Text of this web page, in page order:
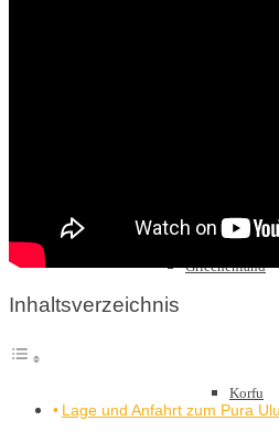
Griechenland
Korfu
Inhaltsverzeichnis
Lage und Anfahrt zum Pura